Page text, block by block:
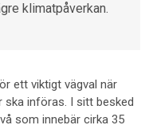
klimatpåverkan.
ett viktigt vägval när
ska införas. I sitt besked
som innebär cirka 35